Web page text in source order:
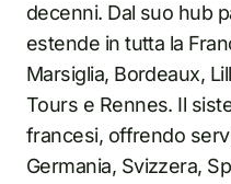
decenni. Dal suo hub
estende in tutta la
Marsiglia, Bordeaux,
Tours e Rennes. Il
francesi, offrendo
Germania, Svizzera,